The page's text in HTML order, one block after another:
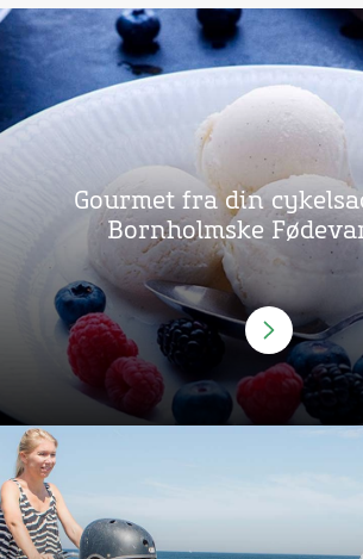
Gourmet fra din
Bornholmske